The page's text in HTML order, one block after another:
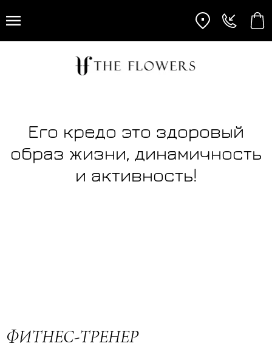
Его кредо это здоровый
образ жизни, динамичность
и активность​!
ФИТНЕС-ТРЕНЕР